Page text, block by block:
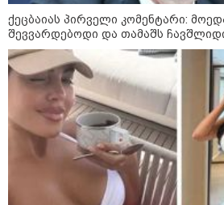
მორიგი
ის
ოლქში
09:12 / 05-08-
14
ხანძარი -
იერიში
რაკეტებით
ქეცბაიას პირველი კომენტარი:
შევვარდებოდი და თამაშს